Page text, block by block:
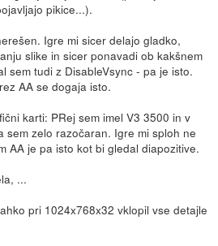
pikice...).
Igre mi sicer delajo gladko,
slike in sicer ponavadi ob kakšnem
sem tudi z DisableVsync - pa je isto.
AA se dogaja isto.
karti: PRej sem imel V3 3500 in v
sem zelo razočaran. Igre mi sploh ne
AA je pa isto kot bi gledal diapozitive.
...
pri 1024x768x32 vklopil vse detajle